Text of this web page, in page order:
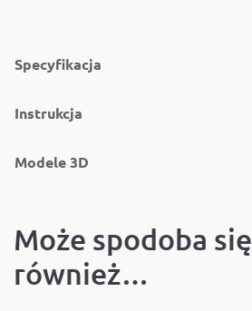
Specyfikacja
Instrukcja
Modele 3D
Może spodoba się
również…